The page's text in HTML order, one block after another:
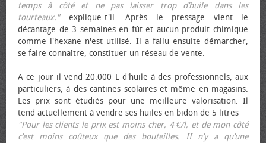
temps à côté et ne pas laisser trop d’huile dans les
tourteaux."explique-t'il. Après le pressage vient le
décantage de 3 semaines en fût et aucun produit chimique
comme l'hexane n'est utilisé. Il a fallu ensuite démarcher,
se faire connaître, constituer un réseau de vente.
A ce jour il vend 20.000 L d'huile à des professionnels, aux
particuliers, à des cantines scolaires et même en magasins.
Les prix sont étudiés pour une meilleure valorisation. Il
tend actuellement à vendre ses huiles en bidon de 5 litres
"Pour les clients le prix est moins cher, 4 €/l, et de mon côté
c’est moins coûteux que des bouteilles. II n’y a qu’une